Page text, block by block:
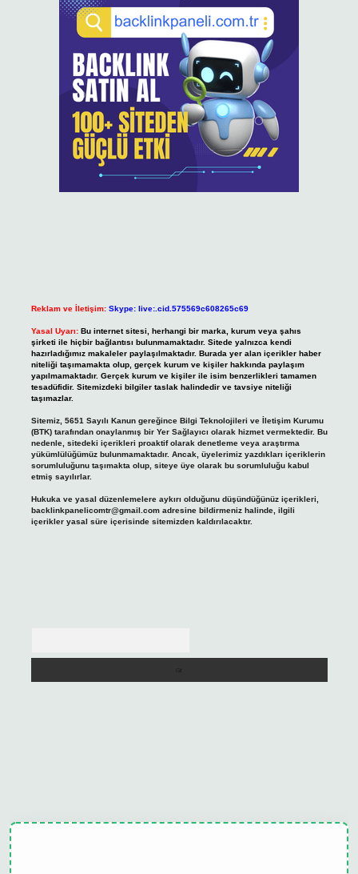
Reklam ve İletişim: Skype: live:.cid.575569c608265c69
Yasal Uyarı: Bu internet sitesi, herhangi bir marka, kurum veya şahıs
şirketi ile hiçbir bağlantısı bulunmamaktadır. Sitede yalnızca kendi
hazırladığımız makaleler paylaşılmaktadır. Burada yer alan içerikler haber
niteliği taşımamakta olup, gerçek kurum ve kişiler hakkında paylaşım
yapılmamaktadır. Gerçek kurum ve kişiler ile isim benzerlikleri tamamen
tesadüfidir. Sitemizdeki bilgiler taslak halindedir ve tavsiye niteliği
taşımazlar.
Sitemiz, 5651 Sayılı Kanun gereğince Bilgi Teknolojileri ve İletişim Kurumu
(BTK) tarafından onaylanmış bir Yer Sağlayıcı olarak hizmet vermektedir. Bu
nedenle, sitedeki içerikleri proaktif olarak denetleme veya araştırma
yükümlülüğümüz bulunmamaktadır. Ancak, üyelerimiz yazdıkları içeriklerin
sorumluluğunu taşımakta olup, siteye üye olarak bu sorumluluğu kabul
etmiş sayılırlar.
Hukuka ve yasal düzenlemelere aykırı olduğunu düşündüğünüz içerikleri,
backlinkpanelicomtr@gmail.comadresine bildirmeniz halinde, ilgili
içerikler yasal süre içerisinde sitemizden kaldırılacaktır.